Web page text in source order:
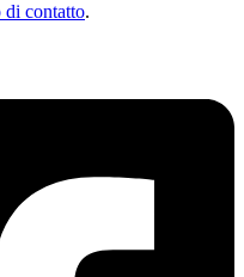
di contatto.